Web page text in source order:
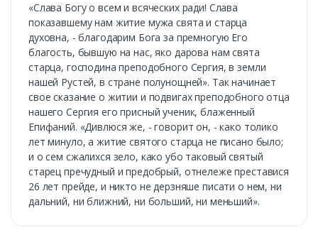
«Слава Богу о всем и всяческих ради! Слава
показавшему нам житие мужа свята и старца
духовна, - благодарим Бога за премногую Его
благость, бывшую на нас, яко дарова нам свята
старца, господина преподобного Сергия, в земли
нашей Рустей, в стране полунощней». Так начинает
свое сказание о житии и подвигах преподобного отца
нашего Сергия его присный ученик, блаженный
Епифаний. «Дивлюся же, - говорит он, - како толико
лет минуло, а житие святого старца не писано было;
и о сем сжалихся зело, како убо таковый святый
старец пречудный и предобрый, отнележе преставися
26 лет прейде, и никто не дерзняше писати о нем, ни
дальний, ни ближний, ни больший, ни меньший».